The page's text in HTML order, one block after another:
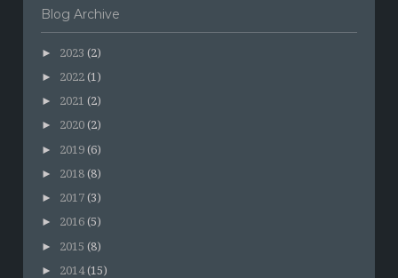
Blog Archive
► 2023 (2)
► 2022 (1)
► 2021 (2)
► 2020 (2)
► 2019 (6)
► 2018 (8)
► 2017 (3)
► 2016 (5)
► 2015 (8)
► 2014 (15)